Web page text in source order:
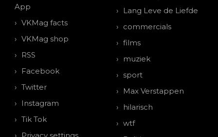
App
VKMag facts
VKMag shop
RSS
Facebook
Twitter
Instagram
Tik Tok
Lang Leve de Liefde
commercials
films
muziek
sport
Max Verstappen
hilarisch
wtf